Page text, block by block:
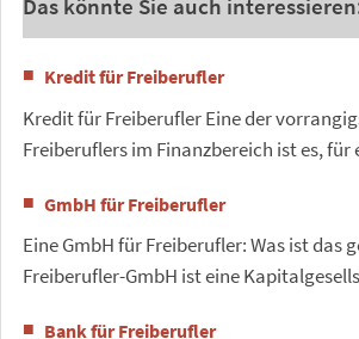
Das könnte Sie auch
Kredit für Freiberufler
Kredit für Freiberufler Eine der
Freiberuflers im Finanzbereich ist es,
GmbH für Freiberufler
Eine GmbH für Freiberufler: Was ist das
Freiberufler-GmbH ist eine
Bank für Freiberufler